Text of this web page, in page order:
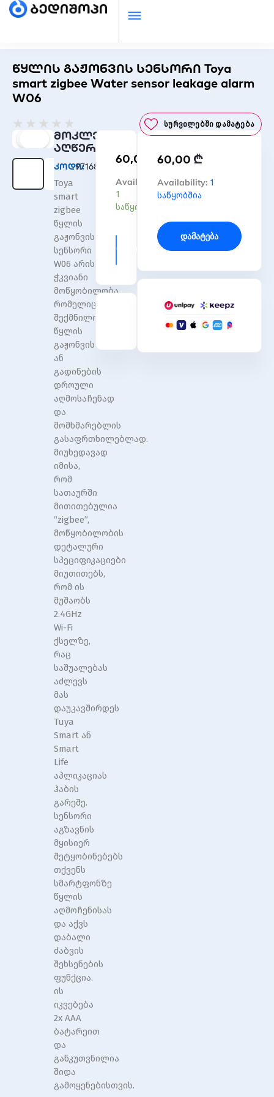
წყლის გაჟონვის სენსორი Toya
smart zigbee Water sensor leakage alarm
W06
★ ★ ★ ★ ★
0
out
5
Სურვილებში Დამატება
მოკლე
აღწერა
კოდი:971682
Toya
smart
zigbee
წყლის
გაჟონვის
სენსორი
W06 არის
ჭკვიანი
მოწყობილობა,
რომელიც
შექმნილია
წყლის
გაჟონვის
ან
გადინების
დროული
აღმოსაჩენად
და
მომხმარებლის
გასაფრთხილებლად.
მიუხედავად
იმისა,
რომ
სათაურში
მითითებულია
“zigbee”,
მოწყობილობის
დეტალური
სპეციფიკაციები
მიუთითებს,
რომ ის
მუშაობს
2.4GHz
Wi-Fi
ქსელზე,
რაც
საშუალებას
აძლევს
მას
დაუკავშირდეს
Tuya
Smart ან
Smart
Life
აპლიკაციას
ჰაბის
გარეშე.
სენსორი
აგზავნის
მყისიერ
შეტყობინებებს
თქვენს
სმარტფონზე
წყლის
აღმოჩენისას
და აქვს
დაბალი
ძაბვის
შეხსენების
ფუნქცია.
ის
იკვებება
2x AAA
ბატარეით
და
განკუთვნილია
შიდა
გამოყენებისთვის.
60,00 ₾
Availability:
1
საწყობშია
რაოდენობა:
წყლის
გაჟონვის
Water
sensor
leakage
Დამატება
60,00 ₾
Availability: 1
საწყობშია
რაოდენობა:
წყლის
Toya
smart
sensor
alarm
Დამატება